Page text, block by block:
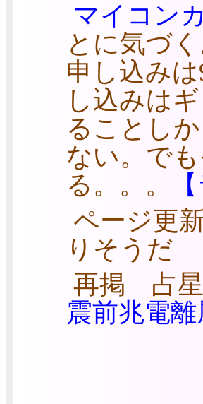
マイコン
とに気づ
申し込み
し込みは
ることし
ない。で
る。。。
ページ更
りそうだ
再掲 占星
震前兆電